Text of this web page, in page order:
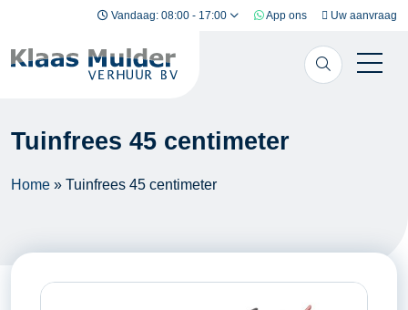
Ga naar inhoud Vandaag: 08:00 - 17:00 App ons Uw aanvraag
Tuinfrees 45 centimeter
Home » Tuinfrees 45 centimeter